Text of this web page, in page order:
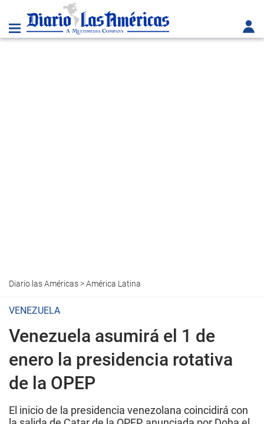
Diario las Américas>América Latina
VENEZUELA
Venezuela asumirá el 1 de
enero la presidencia rotativa
de la OPEP
El inicio de la presidencia venezolana coincidirá con